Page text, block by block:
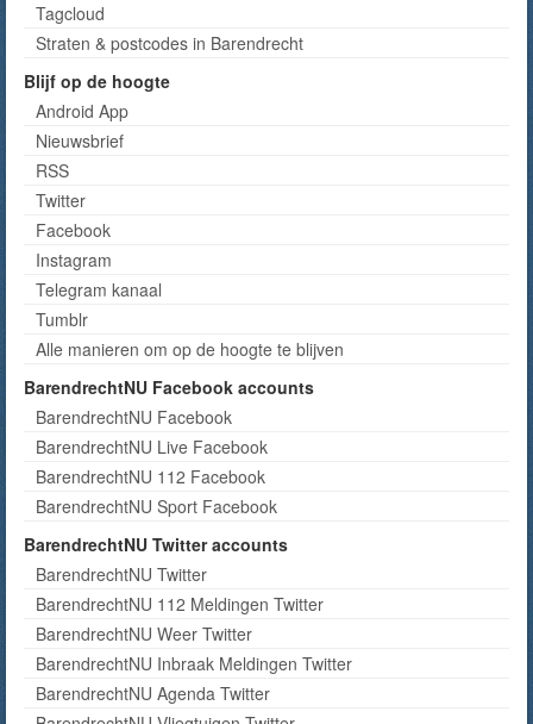
Tagcloud
Straten & postcodes in Barendrecht
Blijf op de hoogte
Android App
Nieuwsbrief
RSS
Twitter
Facebook
Instagram
Telegram kanaal
Tumblr
Alle manieren om op de hoogte te blijven
BarendrechtNU Facebook accounts
BarendrechtNU Facebook
BarendrechtNU Live Facebook
BarendrechtNU 112 Facebook
BarendrechtNU Sport Facebook
BarendrechtNU Twitter accounts
BarendrechtNU Twitter
BarendrechtNU 112 Meldingen Twitter
BarendrechtNU Weer Twitter
BarendrechtNU Inbraak Meldingen Twitter
BarendrechtNU Agenda Twitter